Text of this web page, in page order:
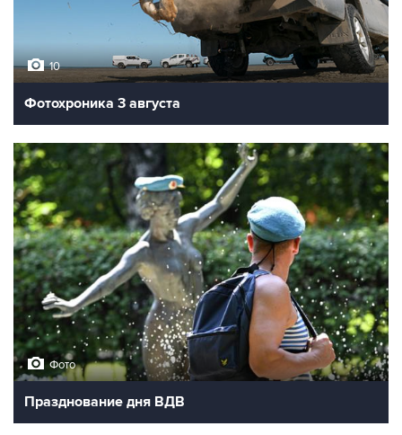
10
Фотохроника 3 августа
Фото
Празднование дня ВДВ